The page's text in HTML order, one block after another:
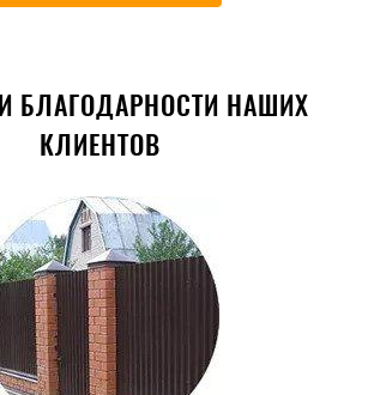
БЛАГОДАРНОСТИ НАШИХ
КЛИЕНТОВ